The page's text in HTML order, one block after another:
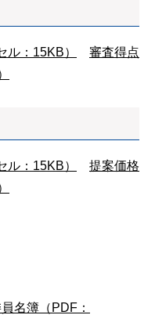
：15KB）
審査得点
：15KB）
提案価格
名簿（PDF：